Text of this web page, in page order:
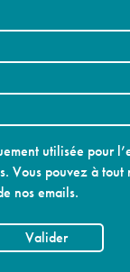
utilisée pour
Vous pouvez à
nos emails.